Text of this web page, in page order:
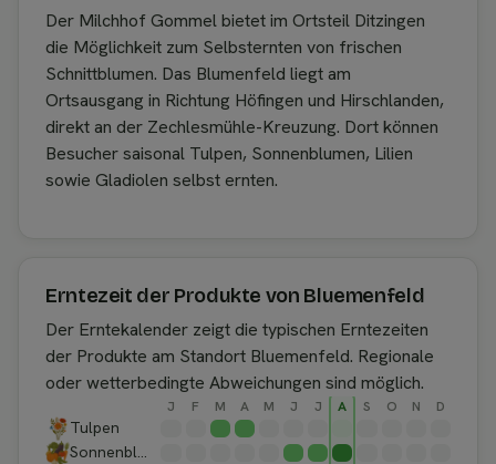
Der Milchhof Gommel bietet im Ortsteil Ditzingen
die Möglichkeit zum Selbsternten von frischen
Schnittblumen. Das Blumenfeld liegt am
Ortsausgang in Richtung Höfingen und Hirschlanden,
direkt an der Zechlesmühle-Kreuzung. Dort können
Besucher saisonal Tulpen, Sonnenblumen, Lilien
sowie Gladiolen selbst ernten.
Erntezeit der Produkte von Bluemenfeld
Der Erntekalender zeigt die typischen Erntezeiten
der Produkte am Standort Bluemenfeld. Regionale
oder wetterbedingte Abweichungen sind möglich.
J F M A M J J A S O N D
Tulpen
Sonnenblumen